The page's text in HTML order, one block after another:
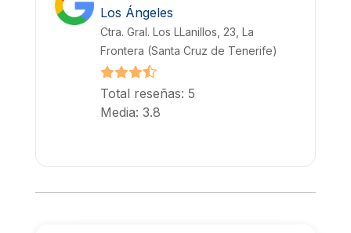
Los Ángeles
Ctra. Gral. Los LLanillos, 23, La
Frontera (Santa Cruz de Tenerife)
Total reseñas: 5
Media: 3.8